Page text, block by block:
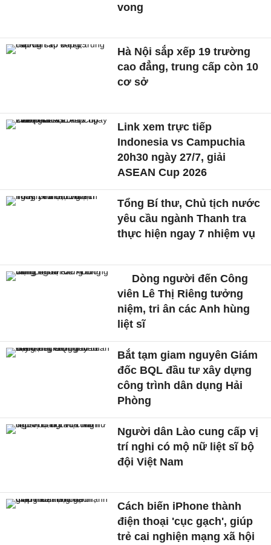
vong
Hà Nội sắp xếp 19 trường
cao đẳng, trung cấp còn 10
cơ sở
Link xem trực tiếp
Indonesia vs Campuchia
20h30 ngày 27/7, giải
ASEAN Cup 2026
Tổng Bí thư, Chủ tịch nước
yêu cầu ngành Thanh tra
thực hiện ngay 7 nhiệm vụ
Dòng người đến Công
viên Lê Thị Riêng tưởng
niệm, tri ân các Anh hùng
liệt sĩ
Bắt tạm giam nguyên Giám
đốc BQL đầu tư xây dựng
công trình dân dụng Hải
Phòng
Người dân Lào cung cấp vị
trí nghi có mộ nữ liệt sĩ bộ
đội Việt Nam
Cách biến iPhone thành
điện thoại 'cục gạch', giúp
trẻ cai nghiện mạng xã hội